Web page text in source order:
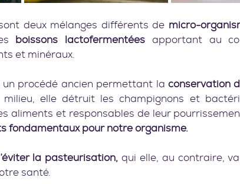
deux mélanges différents de micro-
boissons lactofermentées apportant au
et minéraux.
un procédé ancien permettant la conservation
milieu, elle détruit les champignons et
aliments et responsables de leur
fondamentaux pour notre organisme.
la pasteurisation, qui elle, au contraire,
santé.